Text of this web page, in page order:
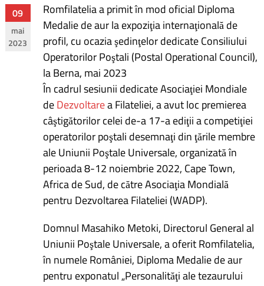
09
mai
2023
Romfilatelia a primit în mod oficial Diploma
Medalie de aur la expoziţia internaţională de
profil, cu ocazia şedinţelor dedicate Consiliului
Operatorilor Poştali (Postal Operational Council),
la Berna, mai 2023
În cadrul sesiunii dedicate Asociaţiei Mondiale
deDezvoltarea Filateliei, a avut loc premierea
câştigătorilor celei de-a 17-a ediţii a competiţiei
operatorilor poştali desemnaţi din ţările membre
ale Uniunii Poştale Universale, organizată în
perioada 8-12 noiembrie 2022, Cape Town,
Africa de Sud, de către Asociaţia Mondială
pentru Dezvoltarea Filateliei (WADP).
Domnul Masahiko Metoki, Directorul General al
Uniunii Poştale Universale, a oferit Romfilatelia,
în numele României, Diploma Medalie de aur
pentru exponatul „Personalităţi ale tezaurului
Navigare
în
articole